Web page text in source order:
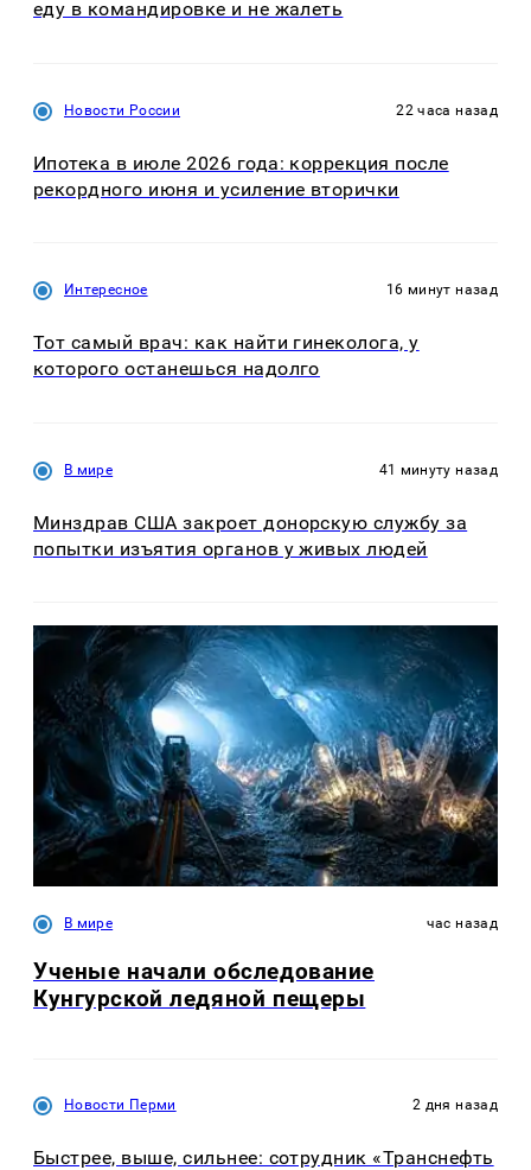
еду в командировке и не жалеть
Новости России 22 часа назад
Ипотека в июле 2026 года: коррекция после
рекордного июня и усиление вторички
Интересное 16 минут назад
Тот самый врач: как найти гинеколога, у
которого останешься надолго
В мире 41 минуту назад
Минздрав США закроет донорскую службу за
попытки изъятия органов у живых людей
В мире час назад
Ученые начали обследование
Кунгурской ледяной пещеры
Новости Перми 2 дня назад
Быстрее, выше, сильнее: сотрудник «Транснефть